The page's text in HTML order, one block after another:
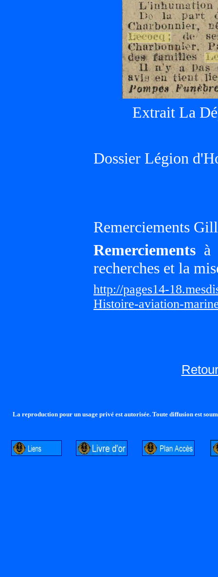
Extrait La
Dossier Légion
Remerciements
Remerciements à
recherches et la
http://pages14-
Histoire-aviation-
La reproduction pour un usage privé est autorisée. Toute diffusion est